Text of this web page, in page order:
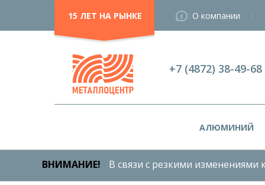
15 ЛЕТ НА РЫНКЕ О компании
+7 (4872) 38-49-68
АЛЮМИНИЙ
ВНИМАНИЕ! В связи с резкими изменениями
АЛЮМИНИЙ
Алюминиевый лист
Рифленый алюминиевый лист
Труба алюминиевая профильная
(БОКС)